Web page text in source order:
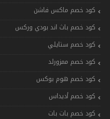
كود خصم ماكس فاشن
كود خصم باث اند بودي وركس
كود خصم ستايلي
كود خصم ممزورلد
كود خصم هوم بوكس
كود خصم أديداس
كود خصم بات بات